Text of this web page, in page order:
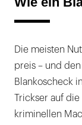
Die meisten
preis – und
Blankoscheck
Trickser auf
kriminellen